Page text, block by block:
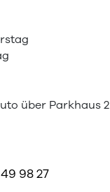
über Parkhaus 2
98 27